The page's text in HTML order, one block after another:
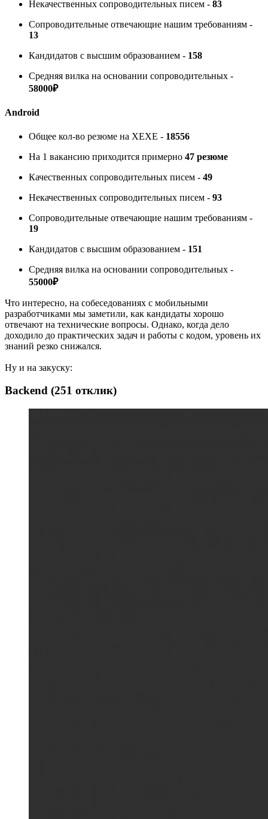
Некачественных сопроводительных писем - 83
Сопроводительные отвечающие нашим требованиям -
13
Кандидатов с высшим образованием - 158
Средняя вилка на основании сопроводительных -
58000₽
Android
Общее кол-во резюме на ХЕХЕ - 18556
На 1 вакансию приходится примерно 47 резюме
Качественных сопроводительных писем - 49
Некачественных сопроводительных писем - 93
Сопроводительные отвечающие нашим требованиям -
19
Кандидатов с высшим образованием - 151
Средняя вилка на основании сопроводительных -
55000₽
Что интересно, на собеседованиях с мобильными
разработчиками мы заметили, как кандидаты хорошо
отвечают на технические вопросы. Однако, когда дело
доходило до практических задач и работы с кодом, уровень их
знаний резко снижался.
Ну и на закуску:
Backend (251 отклик)